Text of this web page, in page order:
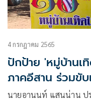
4 กรกฎาคม 2565
ปักป้าย 'หมู่บ้านเ
ภาคอีสาน ร่วมขั
นายอานนท์ แสนน่าน ป